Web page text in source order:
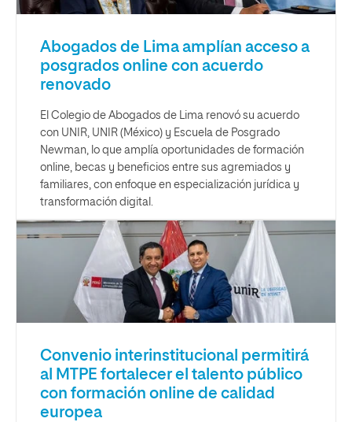
Abogados de Lima amplían acceso a
posgrados online con acuerdo
renovado
El Colegio de Abogados de Lima renovó su acuerdo
con UNIR, UNIR (México) y Escuela de Posgrado
Newman, lo que amplía oportunidades de formación
online, becas y beneficios entre sus agremiados y
familiares, con enfoque en especialización jurídica y
transformación digital.
Convenio interinstitucional permitirá
al MTPE fortalecer el talento público
con formación online de calidad
europea